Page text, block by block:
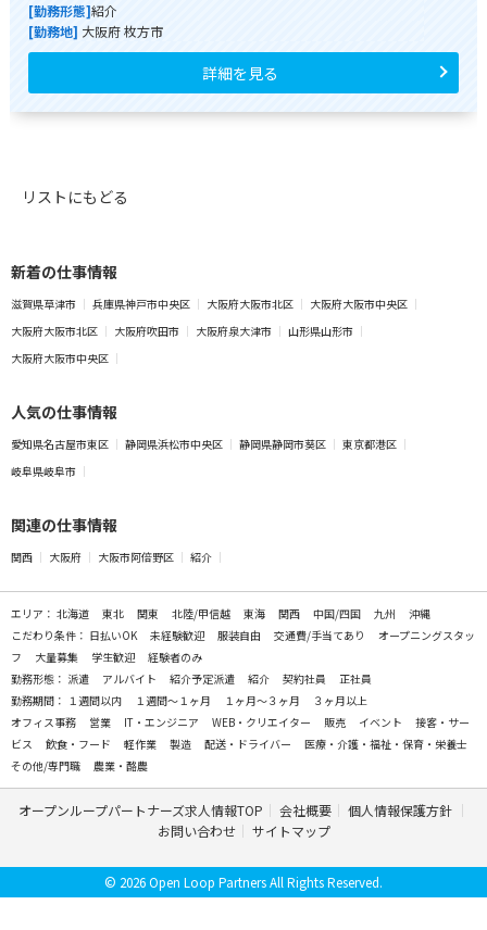
[勤務形態]紹介
[勤務地] 大阪府 枚方市
詳細を見る
リストにもどる
新着の仕事情報
滋賀県草津市 兵庫県神戸市中央区 大阪府大阪市北区
大阪府大阪市中央区
大阪府大阪市北区
大阪府吹田市 大阪府泉大津市
山形県山形市
大阪府大阪市中央区
人気の仕事情報
愛知県名古屋市東区 静岡県浜松市中央区 静岡県静岡市葵区
東京都港区
岐阜県岐阜市
関連の仕事情報
関西 大阪府 大阪市阿倍野区 紹介
エリア： 北海道 東北 関東 北陸/甲信越 東海 関西 中国/四国 九州
沖縄
こだわり条件： 日払いOK 未経験歓迎 服装自由 交通費/手当てあり
オープニングスタッ
フ
大量募集 学生歓迎
経験者のみ
勤務形態： 派遣 アルバイト 紹介予定派遣 紹介 契約社員
正社員
勤務期間： １週間以内 １週間～１ヶ月 １ヶ月～３ヶ月
３ヶ月以上
オフィス事務
営業 IT・エンジニア WEB・クリエイター 販売 イベント
接客・サー
ビス
飲食・フード 軽作業 製造 配送・ドライバー
医療・介護・福祉・保育・栄養士
その他/専門職
農業・酪農
オープンループパートナーズ求人情報TOP 会社概要
個人情報保護方針
お問い合わせ
サイトマップ
© 2026 Open Loop Partners All Rights Reserved.